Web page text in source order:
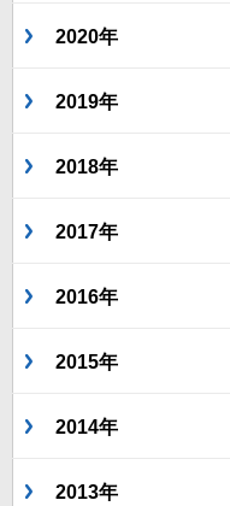
2020年
2019年
2018年
2017年
2016年
2015年
2014年
2013年